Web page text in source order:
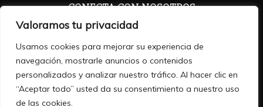
Valoramos tu privacidad
Usamos cookies para mejorar su experiencia de
navegación, mostrarle anuncios o contenidos
personalizados y analizar nuestro tráfico. Al hacer clic en
“Aceptar todo” usted da su consentimiento a nuestro uso
de las cookies.
CONECTA CON NOSOTROS
Facebook
WhatsApp
Instagram
YouTube
TikTok
X
HISTORIAS QUE INFORMAN ,VOCES QUE INSPIRAN